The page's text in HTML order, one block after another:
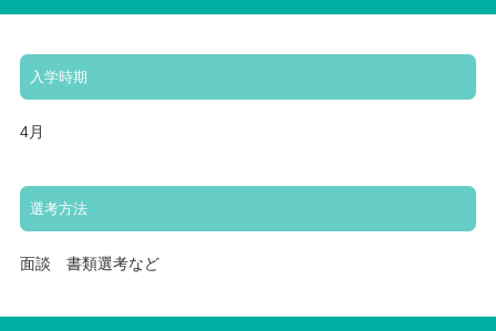
入学時期
4月
選考方法
面談 書類選考など